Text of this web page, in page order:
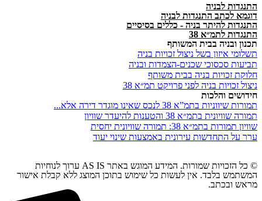
התנגדות לבניה
דוגמא לכתב התנגדות לבניה
התנגדות להיתר בניה - כללים בסיסיים
התנגדות לתמ״א 38
תכנון ובניה בבית המשותף
תשלומי איזון בשל ניצול זכויות בניה
תביעות סכסוכי שכנים-הצמדות ובניה
חלוקת זכויות בניה בבית משותף
ניצול זכויות בניה לפני פרויקט תמ״א 38
חידושים והלכות
תמורות שיווניות בתמ”א 38 לנכס שאינו מוגדר דירה אלא...
תמורה שוויונית בתמ״א 38 והטענות להיעדר שוויון
שוויון תמורות בתמ״א 38: תמורה שוויונית יחסית
ערר על התחדשות עירונית באמצעות שינוי יעוד
© כל הזכויות שמורות. המידע המוגש באתר AS IS ערוך לנוחיות
המשתמש בלבד. אין לעשות כל שימוש בתוכן המוצג ללא קבלת אישור
מראש ובכתב.